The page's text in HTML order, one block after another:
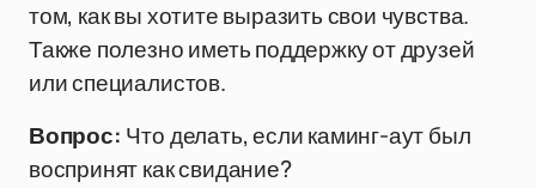
том, как вы хотите выразить свои чувства.
Также полезно иметь поддержку от друзей
или специалистов.
Вопрос: Что делать, если каминг-аут был
воспринят как свидание?